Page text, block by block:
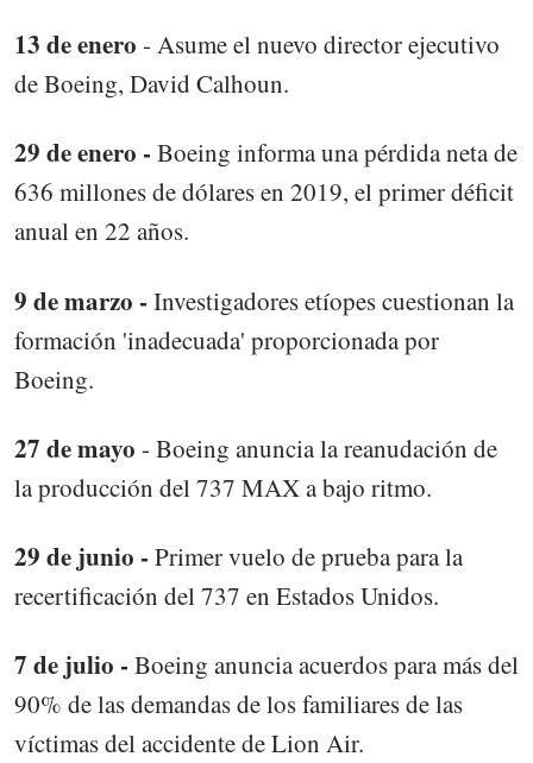
13 de enero - Asume el nuevo director ejecutivo
de Boeing, David Calhoun.
29 de enero - Boeing informa una pérdida neta de
636 millones de dólares en 2019, el primer déficit
anual en 22 años.
9 de marzo - Investigadores etíopes cuestionan la
formación 'inadecuada' proporcionada por
Boeing.
27 de mayo - Boeing anuncia la reanudación de
la producción del 737 MAX a bajo ritmo.
29 de junio - Primer vuelo de prueba para la
recertificación del 737 en Estados Unidos.
7 de julio - Boeing anuncia acuerdos para más del
90% de las demandas de los familiares de las
víctimas del accidente de Lion Air.